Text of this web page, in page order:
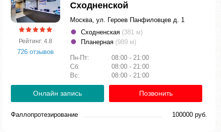
Рейтинг: 4.8
726 отзывов
Сходненской
Москва, ул. Героев Панфиловцев д. 1
Сходненская (381 м)
Планерная (989 м)
Пн-Пт:
08:00 - 21:00
Сб:
08:00 - 21:00
Вс:
08:00 - 21:00
Онлайн запись Позвонить
Фаллопротезирование 100000 руб.